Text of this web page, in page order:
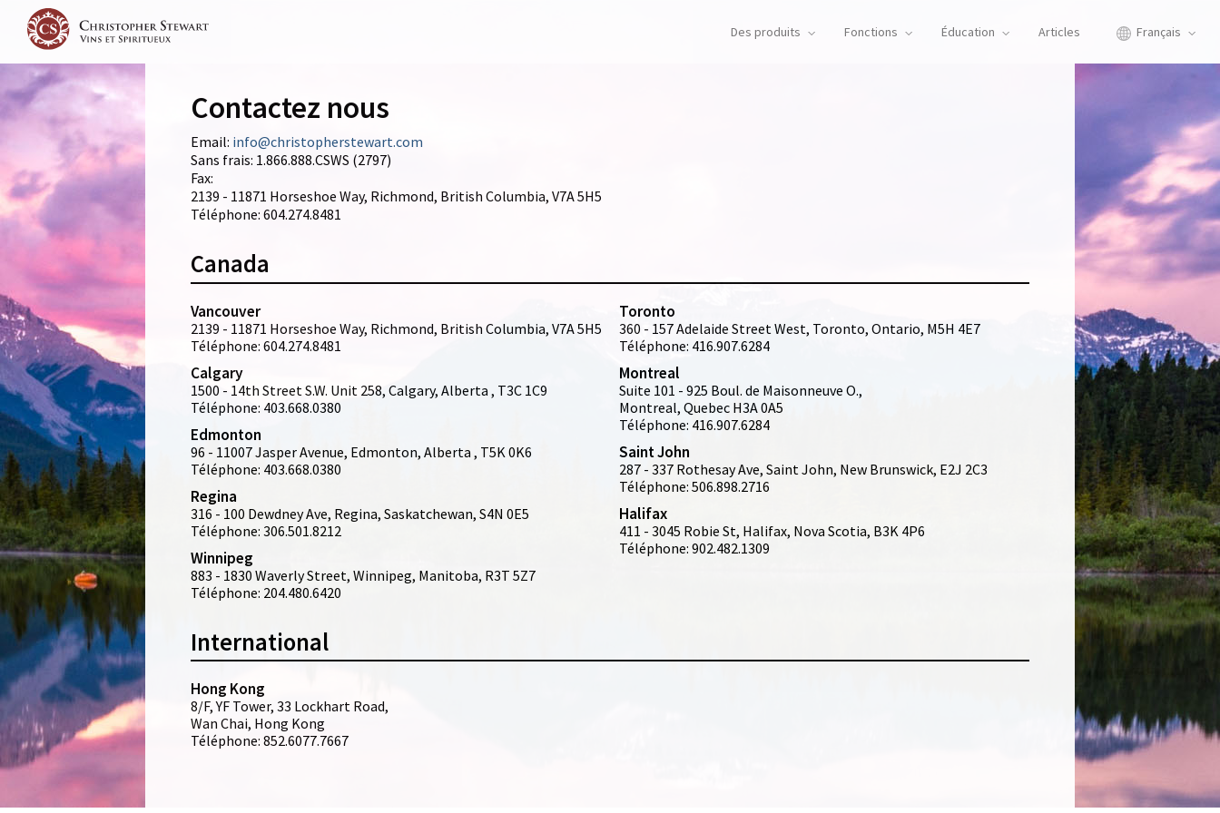
Des produits Fonctions Éducation Articles Français
Contactez nous
Email: info@christopherstewart.com
Sans frais: 1.866.888.CSWS (2797)
Fax:
2139 - 11871 Horseshoe Way, Richmond, British Columbia, V7A 5H5
Téléphone: 604.274.8481
Canada
Vancouver
2139 - 11871 Horseshoe Way, Richmond, British Columbia, V7A 5H5
Téléphone: 604.274.8481
Calgary
1500 - 14th Street S.W. Unit 258, Calgary, Alberta , T3C 1C9
Téléphone: 403.668.0380
Edmonton
96 - 11007 Jasper Avenue, Edmonton, Alberta , T5K 0K6
Téléphone: 403.668.0380
Regina
316 - 100 Dewdney Ave, Regina, Saskatchewan, S4N 0E5
Téléphone: 306.501.8212
Winnipeg
883 - 1830 Waverly Street, Winnipeg, Manitoba, R3T 5Z7
Téléphone: 204.480.6420
Toronto
360 - 157 Adelaide Street West, Toronto, Ontario, M5H 4E7
Téléphone: 416.907.6284
Montreal
Suite 101 - 925 Boul. de Maisonneuve O.,
Montreal, Quebec H3A 0A5
Téléphone: 416.907.6284
Saint John
287 - 337 Rothesay Ave, Saint John, New Brunswick, E2J 2C3
Téléphone: 506.898.2716
Halifax
411 - 3045 Robie St, Halifax, Nova Scotia, B3K 4P6
Téléphone: 902.482.1309
International
Hong Kong
8/F, YF Tower, 33 Lockhart Road,
Wan Chai, Hong Kong
Téléphone: 852.6077.7667